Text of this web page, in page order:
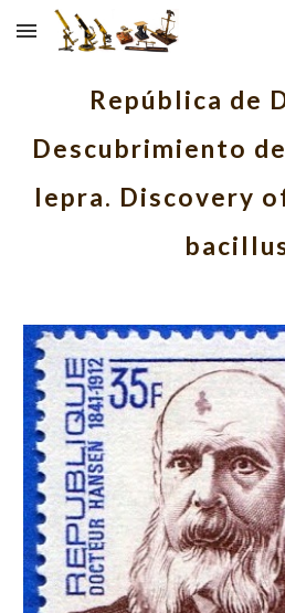
Skip to main content
República de
Descubrimiento
lepra. Discovery